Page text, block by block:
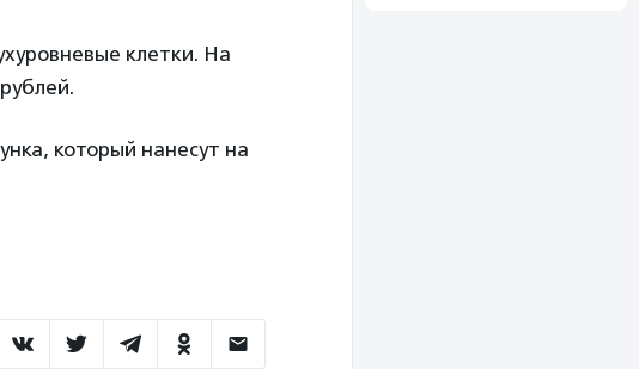
клетки. На
который нанесут на